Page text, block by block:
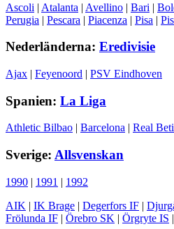
Ascoli | Atalanta | Avellino | Bari |
Perugia | Pescara | Piacenza | Pisa |
Nederländerna: Eredivisie
Ajax | Feyenoord | PSV Eindhoven
Spanien: La Liga
Athletic Bilbao | Barcelona | Real
Sverige: Allsvenskan
1990 | 1991 | 1992
AIK | IK Brage | Degerfors IF |
Frölunda IF | Örebro SK | Örgryte IS |